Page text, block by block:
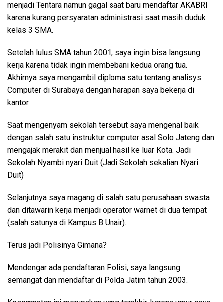
menjadi Tentara namun gagal saat baru mendaftar AKABRI
karena kurang persyaratan administrasi saat masih duduk
kelas 3 SMA.
Setelah lulus SMA tahun 2001, saya ingin bisa langsung
kerja karena tidak ingin membebani kedua orang tua.
Akhirnya saya mengambil diploma satu tentang analisys
Computer di Surabaya dengan harapan saya bekerja di
kantor.
Saat mengenyam sekolah tersebut saya mengenal baik
dengan salah satu instruktur computer asal Solo Jateng dan
mengajak merakit dan menjual hasil ke luar Kota. Jadi
Sekolah Nyambi nyari Duit (Jadi Sekolah sekalian Nyari
Duit)
Selanjutnya saya magang di salah satu perusahaan swasta
dan ditawarin kerja menjadi operator warnet di dua tempat
(salah satunya di Kampus B Unair).
Terus jadi Polisinya Gimana?
Mendengar ada pendaftaran Polisi, saya langsung
semangat dan mendaftar di Polda Jatim tahun 2003.